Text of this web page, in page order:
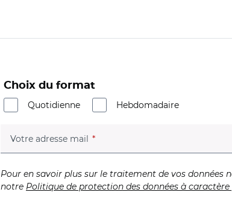
Choix du format
Quotidienne
Hebdomadaire
Votre adresse mail (champ obligatoire)
Pour en savoir plus sur le traitement de vos données
notre Politique de protection des données à caractère